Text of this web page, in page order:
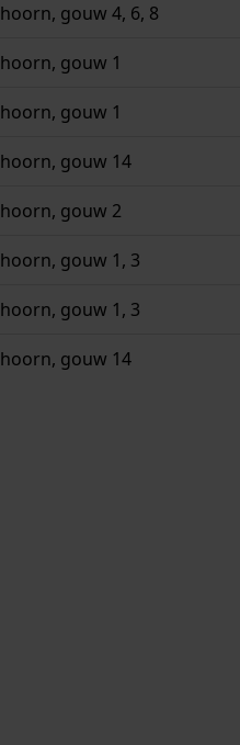
hoorn, gouw 4, 6, 8
hoorn, gouw 1
hoorn, gouw 1
hoorn, gouw 14
hoorn, gouw 2
hoorn, gouw 1, 3
hoorn, gouw 1, 3
hoorn, gouw 14